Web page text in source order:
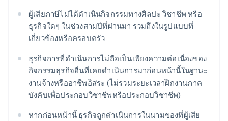
ผู้เสียภาษีไม่ได้ดําเนินกิจกรรมทางศิลปะ วิชาชีพ หรือ
ธุรกิจใดๆ ในช่วงสามปีที่ผ่านมา รวมถึงในรูปแบบที่
เกี่ยวข้องหรือครอบครัว
ธุรกิจการที่ดําเนินการไม่ถือเป็นเพียงความต่อเนื่องของ
กิจกรรมธุรกิจอื่นที่เคยดําเนินการมาก่อนหน้านี้ในฐานะ
งานจ้างหรืออาชีพอิสระ (ไม่รวมระยะเวลาฝึกงานภาค
บังคับเพื่อประกอบวิชาชีพหรือประกอบวิชาชีพ)
หากก่อนหน้านี้ ธุรกิจถูกดำเนินการในนามของที่ผู้เสีย